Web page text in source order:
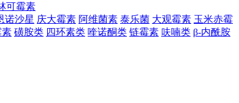
可霉素
诺沙星 庆大霉素 阿维菌素 泰乐菌 大观霉素 玉米赤霉
素 磺胺类 四环素类 喹诺酮类 链霉素 呋喃类 β-内酰胺